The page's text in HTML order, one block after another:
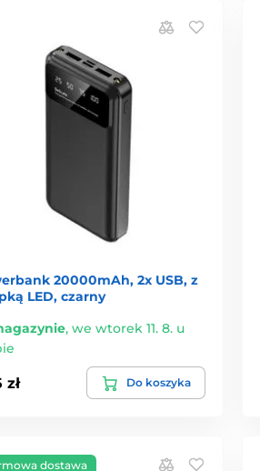
20000mAh, 2x USB, z
LED, czarny
, we wtorek 11. 8. u
zł Do koszyka
dostawa